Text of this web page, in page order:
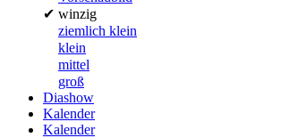
✔ winzig
ziemlich klein
klein
mittel
groß
Diashow
Kalender
Kalender